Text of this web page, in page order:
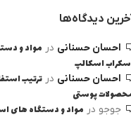
دیدگاه‌ها
احسان حسنانی در مواد و
اسکالپ
احسان حسنانی درترتیب
پوستی
جوجو در مواد و دستگاه های